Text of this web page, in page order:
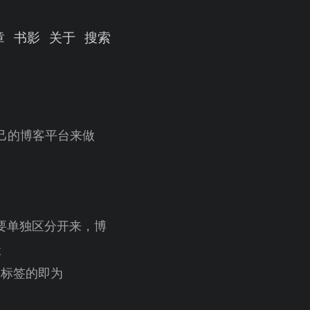
书影 关于 搜索
的博客平台来做
单独区分开来，博
签的即为